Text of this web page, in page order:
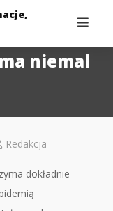
niemal
Redakcja
dokładnie